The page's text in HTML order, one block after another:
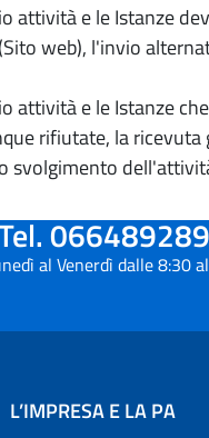
attività e le Istanze
web), l'invio
attività e le Istanze
rifiutate, la
al Venerdì dalle 8:30
L’IMPRESA E LA PA